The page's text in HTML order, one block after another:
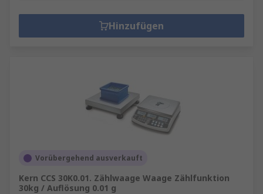
Hinzufügen
Vorübergehend ausverkauft
Kern CCS 30K0.01. Zählwaage Waage Zählfunktion
30kg / Auflösung 0.01 g